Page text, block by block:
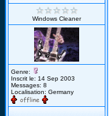
Windows Cleaner
Genre:
Inscrit le: 14 Sep 2003
Messages: 8
Localisation: Germany